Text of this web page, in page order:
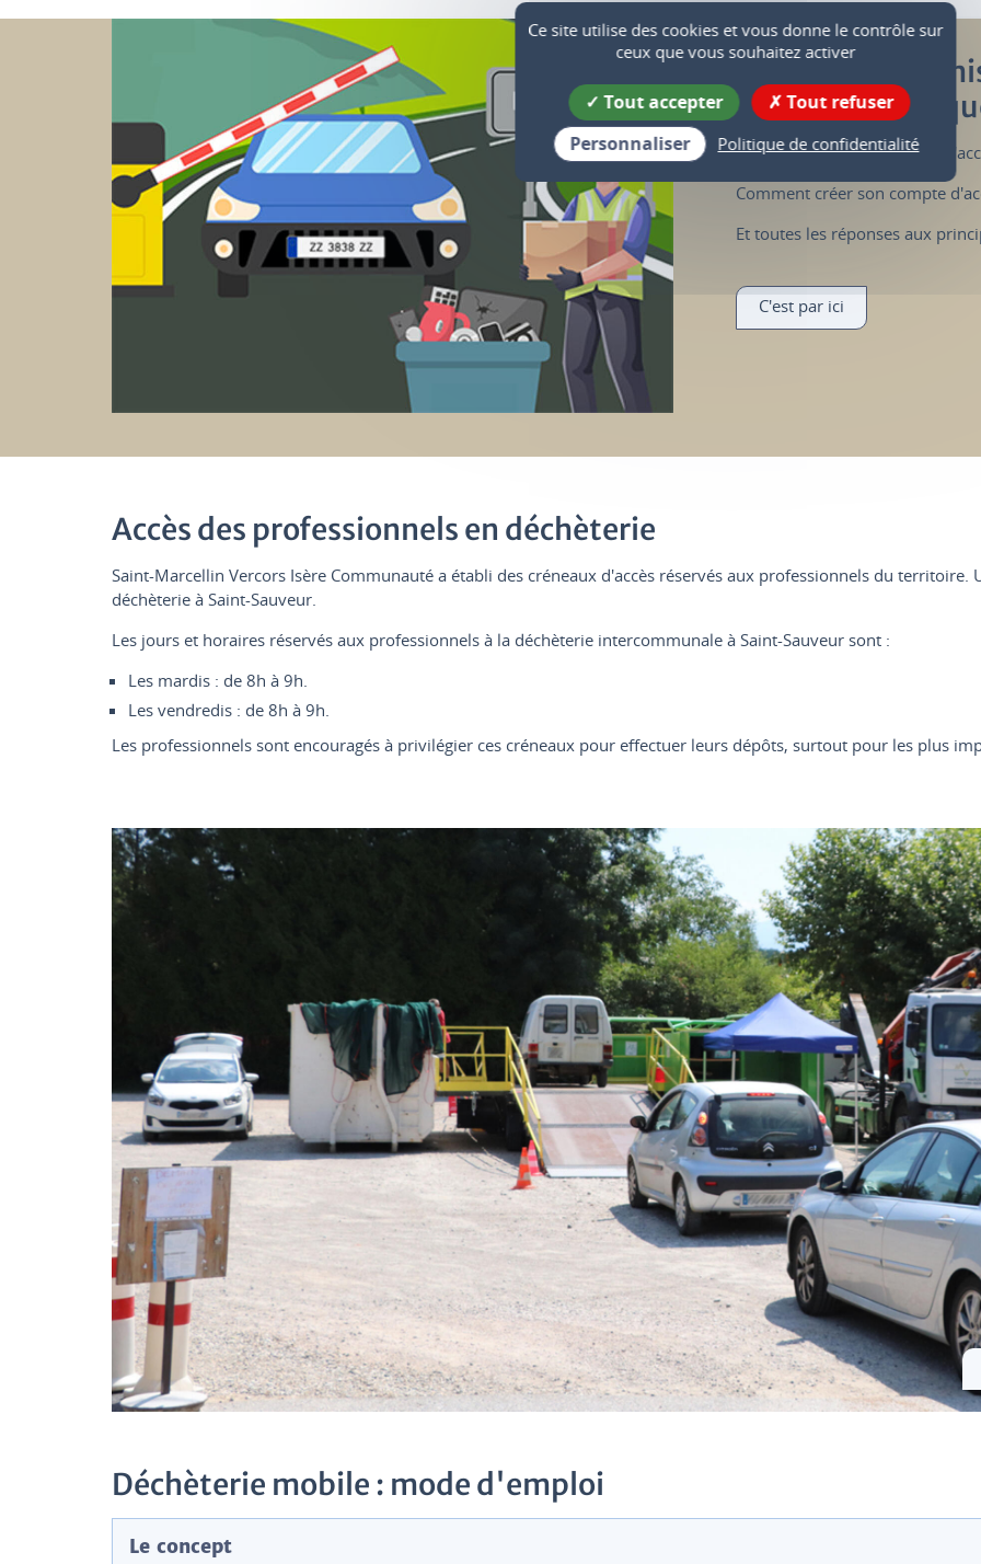
Janvier 2026 :
d'accès par
Pourquoi cette évolution de
Comment créer son compte
Et toutes les réponses aux
C'est par ici
Accès des professionnels en déchèterie
Saint-Marcellin Vercors Isère Communauté a établi des créneaux d'accès réservés aux professionnels du territoire.
déchèterie à Saint-Sauveur.
Les jours et horaires réservés aux professionnels à la déchèterie intercommunale à Saint-Sauveur sont :
Les mardis : de 8h à 9h.
Les vendredis : de 8h à 9h.
Les professionnels sont encouragés à privilégier ces créneaux pour effectuer leurs dépôts, surtout pour les plus
Déchèterie mobile : mode d'emploi
Le concept
Ce site utilise des cookies et vous donne le contrôle sur
ceux que vous souhaitez activer
Tout accepter
Tout refuser
Personnaliser
Politique de confidentialité